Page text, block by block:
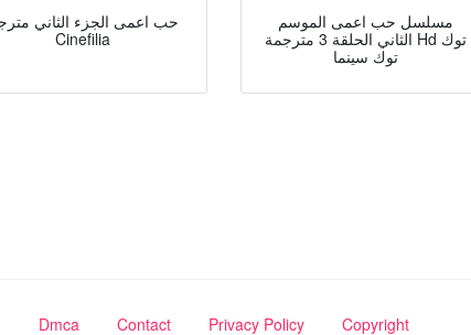
حب اعمى الجزء الثاني
Cinefilia
مسلسل حب اعمى الموسم
الثاني الحلقة 3 مترجمة Hd توك
توك سينما
Dmca Contact Privacy Policy Copyright